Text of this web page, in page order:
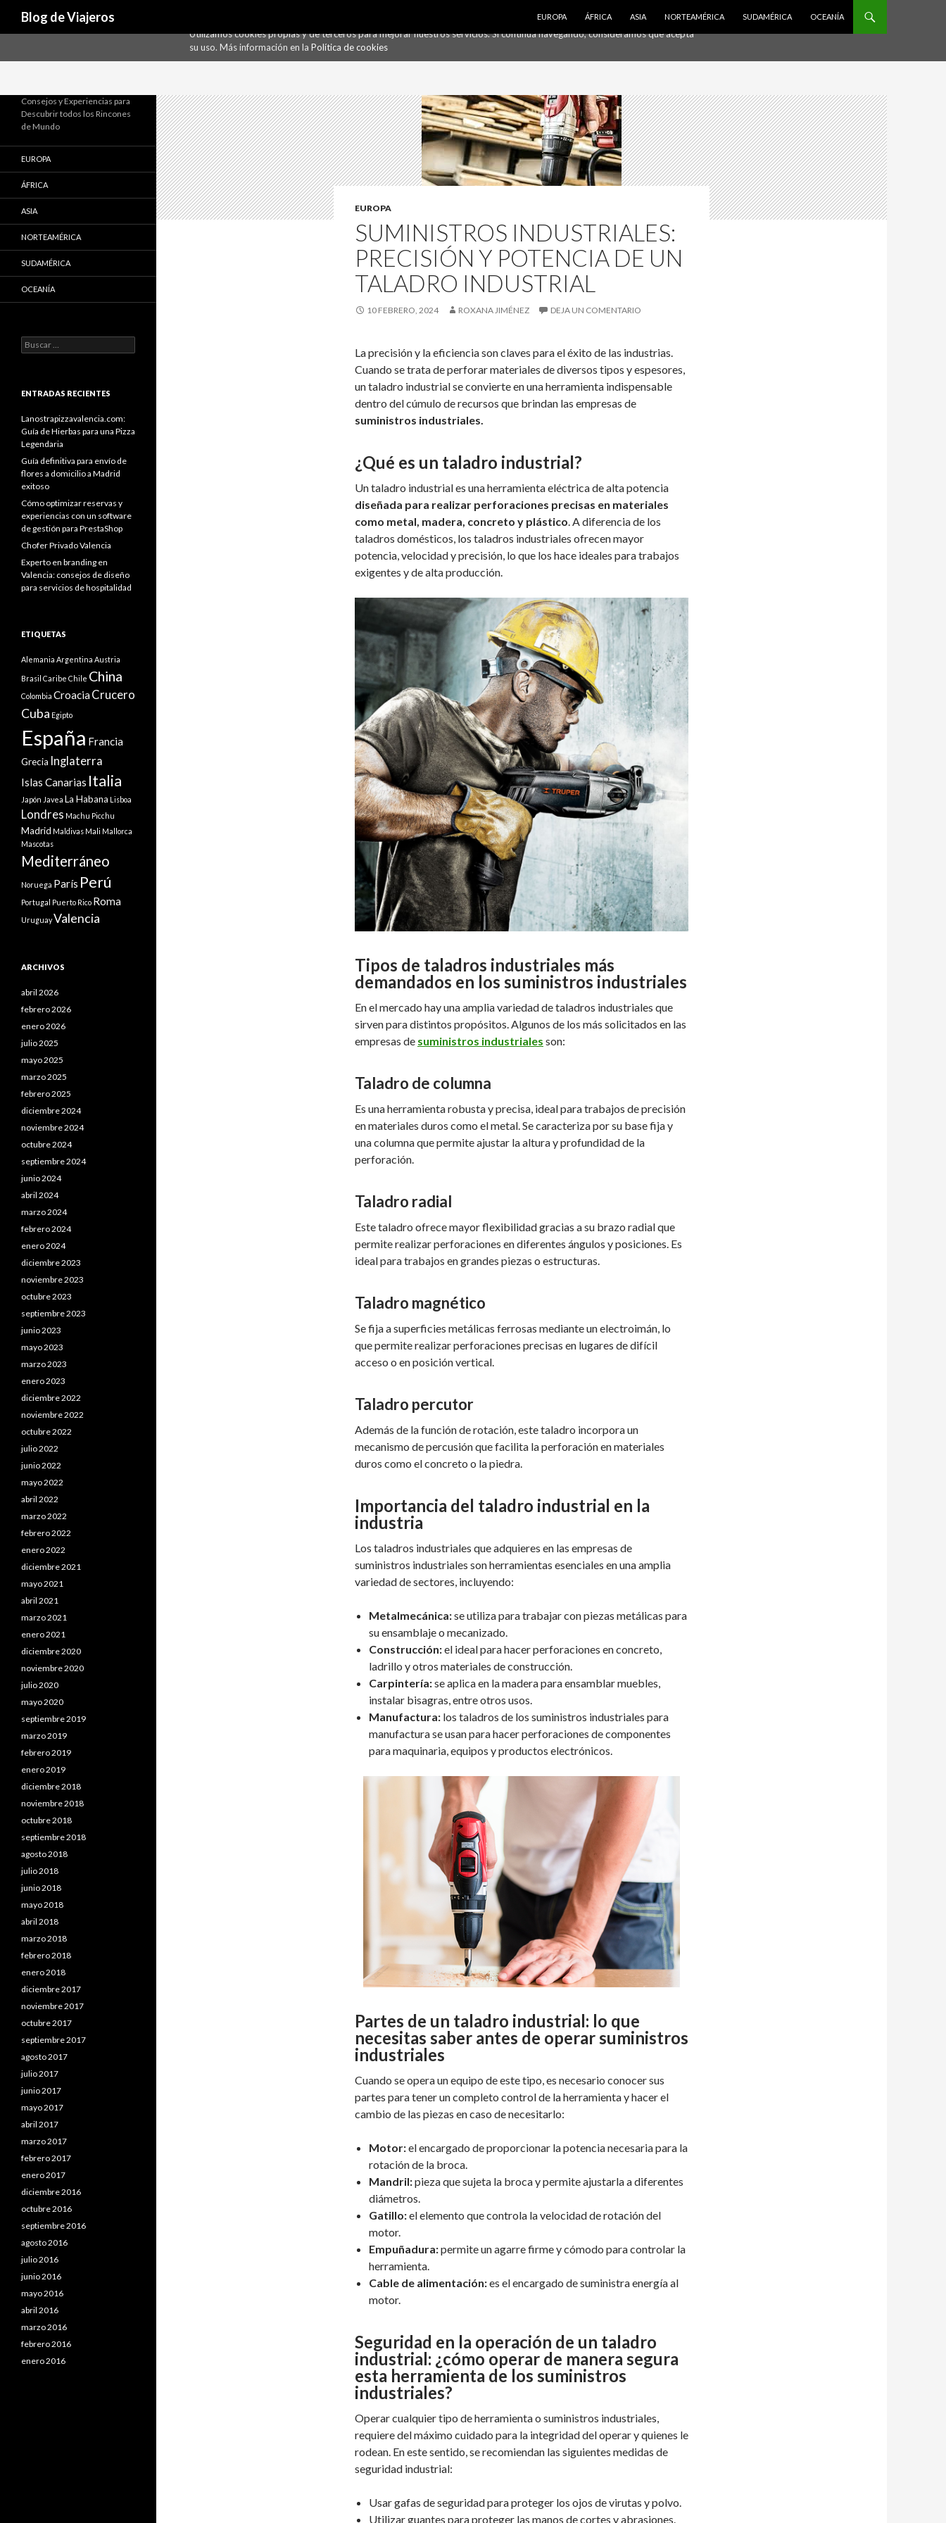
Utilizamos cookies propias y de terceros para mejorar nuestros servicios. Si continúa navegando, consideramos que acepta
su uso. Más información en la Política de cookies
Acepto
Blog de Viajeros
EUROPA
ÁFRICA ASIA NORTEAMÉRICA SUDAMÉRICA OCEANÍA
EUROPA
SUMINISTROS INDUSTRIALES:
PRECISIÓN Y POTENCIA DE UN
TALADRO INDUSTRIAL
10 FEBRERO, 2024 ROXANA JIMÉNEZ DEJA UN COMENTARIO
La precisión y la eficiencia son claves para el éxito de las industrias.
Cuando se trata de perforar materiales de diversos tipos y espesores,
un taladro industrial se convierte en una herramienta indispensable
dentro del cúmulo de recursos que brindan las empresas de
suministros industriales.
¿Qué es un taladro industrial?
Un taladro industrial es una herramienta eléctrica de alta potencia
diseñada para realizar perforaciones precisas en materiales
como metal, madera, concreto y plástico. A diferencia de los
taladros domésticos, los taladros industriales ofrecen mayor
potencia, velocidad y precisión, lo que los hace ideales para trabajos
exigentes y de alta producción.
Tipos de taladros industriales más
demandados en los suministros industriales
En el mercado hay una amplia variedad de taladros industriales que
sirven para distintos propósitos. Algunos de los más solicitados en las
empresas de suministros industriales son:
Taladro de columna
Es una herramienta robusta y precisa, ideal para trabajos de precisión
en materiales duros como el metal. Se caracteriza por su base fija y
una columna que permite ajustar la altura y profundidad de la
perforación.
Taladro radial
Este taladro ofrece mayor flexibilidad gracias a su brazo radial que
permite realizar perforaciones en diferentes ángulos y posiciones. Es
ideal para trabajos en grandes piezas o estructuras.
Taladro magnético
Se fija a superficies metálicas ferrosas mediante un electroimán, lo
que permite realizar perforaciones precisas en lugares de difícil
acceso o en posición vertical.
Taladro percutor
Además de la función de rotación, este taladro incorpora un
mecanismo de percusión que facilita la perforación en materiales
duros como el concreto o la piedra.
Importancia del taladro industrial en la
industria
Los taladros industriales que adquieres en las empresas de
suministros industriales son herramientas esenciales en una amplia
variedad de sectores, incluyendo:
Metalmecánica:se utiliza para trabajar con piezas metálicas para
su ensamblaje o mecanizado.
Construcción:el ideal para hacer perforaciones en concreto,
ladrillo y otros materiales de construcción.
Carpintería:se aplica en la madera para ensamblar muebles,
instalar bisagras, entre otros usos.
Manufactura: los taladros de los suministros industriales para
manufactura se usan para hacer perforaciones de componentes
para maquinaria, equipos y productos electrónicos.
Partes de un taladro industrial: lo que
necesitas saber antes de operar suministros
industriales
Cuando se opera un equipo de este tipo, es necesario conocer sus
partes para tener un completo control de la herramienta y hacer el
cambio de las piezas en caso de necesitarlo:
Motor:el encargado de proporcionar la potencia necesaria para la
rotación de la broca.
Mandril:pieza que sujeta la broca y permite ajustarla a diferentes
diámetros.
Gatillo:el elemento que controla la velocidad de rotación del
motor.
Empuñadura:permite un agarre firme y cómodo para controlar la
herramienta.
Cable de alimentación:es el encargado de suministra energía al
motor.
Seguridad en la operación de un taladro
industrial: ¿cómo operar de manera segura
esta herramienta de los suministros
industriales?
Operar cualquier tipo de herramienta o suministros industriales,
requiere del máximo cuidado para la integridad del operar y quienes le
rodean. En este sentido, se recomiendan las siguientes medidas de
seguridad industrial:
Usar gafas de seguridad para proteger los ojos de virutas y polvo.
Utilizar guantes para proteger las manos de cortes y abrasiones.
Consejos y Experiencias para
Descubrir todos los Rincones
de Mundo
EUROPA
ÁFRICA
ASIA
NORTEAMÉRICA
SUDAMÉRICA
OCEANÍA
Buscar:
ENTRADAS RECIENTES
Lanostrapizzavalencia.com:
Guía de Hierbas para una Pizza
Legendaria
Guía definitiva para envío de
flores a domicilio a Madrid
exitoso
Cómo optimizar reservas y
experiencias con un software
de gestión para PrestaShop
Chofer Privado Valencia
Experto en branding en
Valencia: consejos de diseño
para servicios de hospitalidad
ETIQUETAS
Alemania Argentina Austria
Brasil Caribe Chile China
Colombia CroaciaCrucero
Cuba Egipto
España Francia
Grecia Inglaterra
Islas Canarias Italia
Japón Javea La Habana Lisboa
Londres Machu Picchu
Madrid Maldivas Mali Mallorca
Mascotas
Mediterráneo
Noruega París Perú
Portugal Puerto Rico Roma
UruguayValencia
ARCHIVOS
abril 2026
febrero 2026
enero 2026
julio 2025
mayo 2025
marzo 2025
febrero 2025
diciembre 2024
noviembre 2024
octubre 2024
septiembre 2024
junio 2024
abril 2024
marzo 2024
febrero 2024
enero 2024
diciembre 2023
noviembre 2023
octubre 2023
septiembre 2023
junio 2023
mayo 2023
marzo 2023
enero 2023
diciembre 2022
noviembre 2022
octubre 2022
julio 2022
junio 2022
mayo 2022
abril 2022
marzo 2022
febrero 2022
enero 2022
diciembre 2021
mayo 2021
abril 2021
marzo 2021
enero 2021
diciembre 2020
noviembre 2020
julio 2020
mayo 2020
septiembre 2019
marzo 2019
febrero 2019
enero 2019
diciembre 2018
noviembre 2018
octubre 2018
septiembre 2018
agosto 2018
julio 2018
junio 2018
mayo 2018
abril 2018
marzo 2018
febrero 2018
enero 2018
diciembre 2017
noviembre 2017
octubre 2017
septiembre 2017
agosto 2017
julio 2017
junio 2017
mayo 2017
abril 2017
marzo 2017
febrero 2017
enero 2017
diciembre 2016
octubre 2016
septiembre 2016
agosto 2016
julio 2016
junio 2016
mayo 2016
abril 2016
marzo 2016
febrero 2016
enero 2016